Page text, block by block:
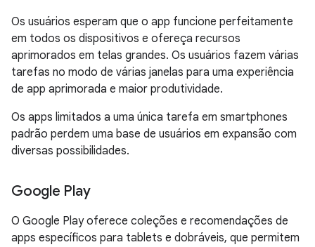
Os usuários esperam que o app funcione perfeitamente
em todos os dispositivos e ofereça recursos
aprimorados em telas grandes. Os usuários fazem várias
tarefas no modo de várias janelas para uma experiência
de app aprimorada e maior produtividade.
Os apps limitados a uma única tarefa em smartphones
padrão perdem uma base de usuários em expansão com
diversas possibilidades.
Google Play
O Google Play oferece coleções e recomendações de
apps específicos para tablets e dobráveis, que permitem